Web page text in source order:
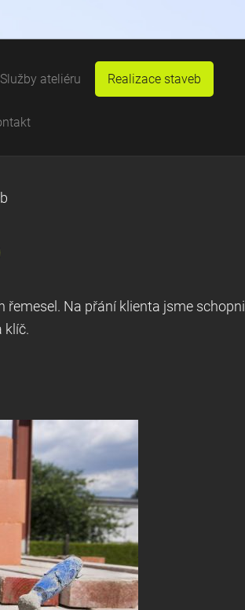
Služby ateliéru Realizace staveb
řemesel. Na přání klienta jsme schopni
klíč.